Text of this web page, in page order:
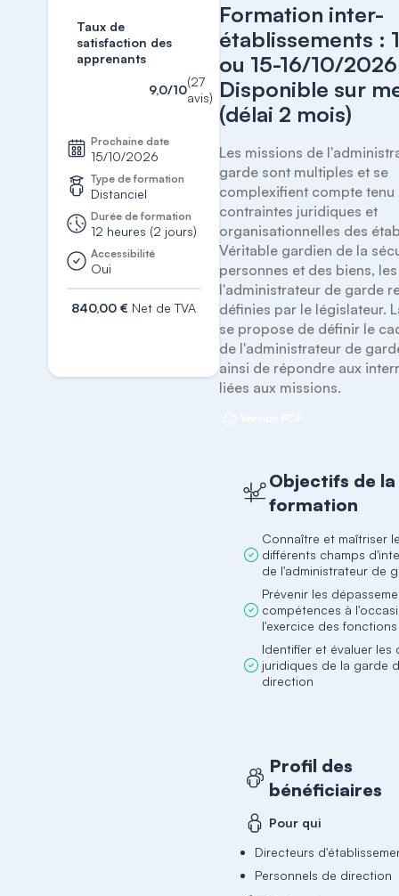
Taux de
satisfaction des
apprenants
9,0/10
(27
avis)
Prochaine date
15/10/2026
Type de formation
Distanciel
Durée de formation
12 heures (2 jours)
Accessibilité
Oui
840,00 € Net de TVA
Formation inter-
établissements :
ou 15-16/10/2026
Disponible sur
(délai 2 mois)
Les missions de
garde sont multiples et se
complexifient compte tenu
contraintes juridiques et
organisationnelles des
Véritable gardien de la
personnes et des biens,
l'administrateur de garde
définies par le législateur.
se propose de définir le
de l'administrateur de
ainsi de répondre aux
liées aux missions.
Objectifs de la
formation
Connaître et maîtriser
différents champs
de l'administrateur de
Prévenir les
compétences à
l'exercice des fonctions
Identifier et évaluer les
juridiques de la garde
direction
Profil des
bénéficiaires
Pour qui
Directeurs
Personnels de direction